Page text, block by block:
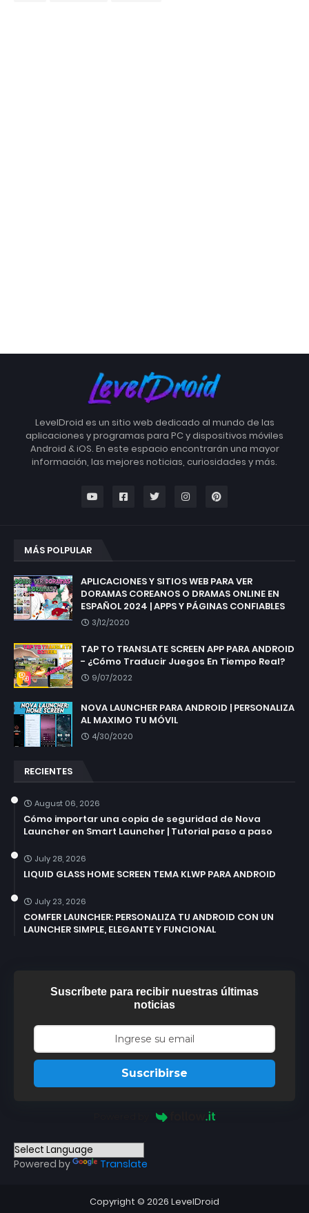
LevelDroid es un sitio web dedicado al mundo de las
aplicaciones y programas para PC y dispositivos móviles
Android & iOS. En este espacio encontrarán una mayor
información, las mejores noticias, curiosidades y más.
MÁS POLPULAR
APLICACIONES Y SITIOS WEB PARA VER
DORAMAS COREANOS O DRAMAS ONLINE EN
ESPAÑOL 2024 | APPS Y PÁGINAS CONFIABLES
3/12/2020
TAP TO TRANSLATE SCREEN APP PARA ANDROID
- ¿Cómo Traducir Juegos En Tiempo Real?
9/07/2022
NOVA LAUNCHER PARA ANDROID | PERSONALIZA
AL MAXIMO TU MÓVIL
4/30/2020
RECIENTES
August 06, 2026
Cómo importar una copia de seguridad de Nova
Launcher en Smart Launcher | Tutorial paso a paso
July 28, 2026
LIQUID GLASS HOME SCREEN TEMA KLWP PARA ANDROID
July 23, 2026
COMFER LAUNCHER: PERSONALIZA TU ANDROID CON UN
LAUNCHER SIMPLE, ELEGANTE Y FUNCIONAL
Suscríbete para recibir nuestras últimas
noticias
Suscribirse
Powered by Translate
Copyright © 2026 LevelDroid